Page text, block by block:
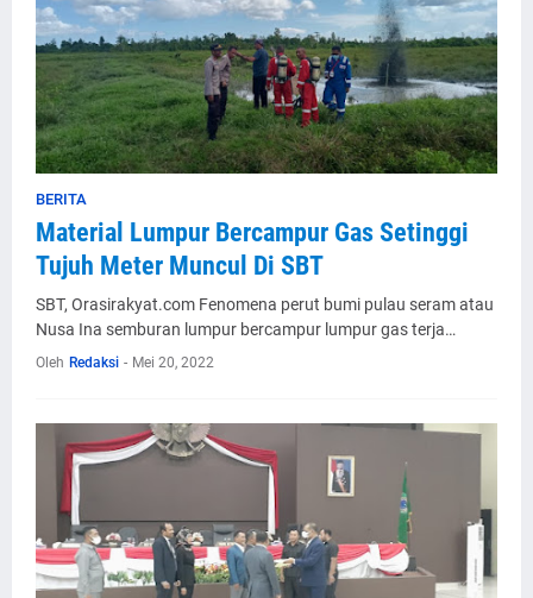
BERITA
Material Lumpur Bercampur Gas Setinggi
Tujuh Meter Muncul Di SBT
SBT, Orasirakyat.com Fenomena perut bumi pulau seram atau
Nusa Ina semburan lumpur bercampur lumpur gas terja…
Oleh Redaksi - Mei 20, 2022